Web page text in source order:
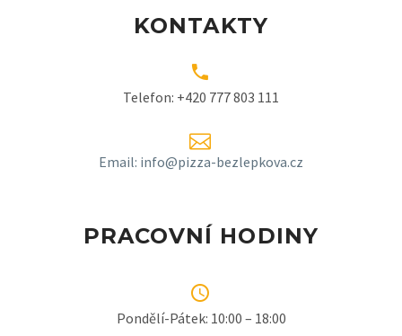
KONTAKTY


Telefon: +420 777 803 111


Email: info@pizza-bezlepkova.cz
PRACOVNÍ HODINY


Pondělí-Pátek: 10:00 – 18:00